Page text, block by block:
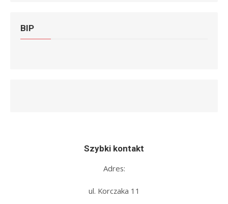
BIP
Szybki kontakt
Adres:
ul. Korczaka 11